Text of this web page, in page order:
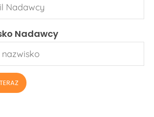
Nadawcy